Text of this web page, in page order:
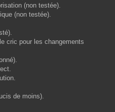
(non testée).
(non testée).
cric pour les changements
de moins).